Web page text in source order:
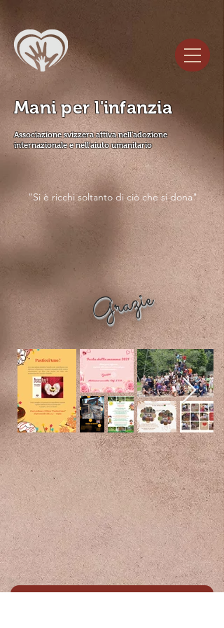
"Si è ricchi soltanto di ciò che si dona"
Mani per l'infanzia
Associazione svizzera attiva nell'adozione
internazionale e nell'aiuto umanitario
Grazie